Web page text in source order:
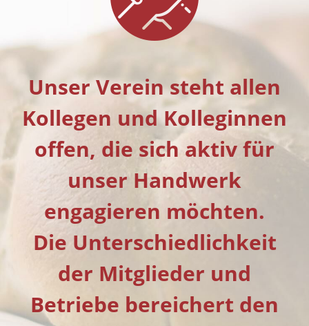
Unser Verein steht allen
Kollegen und Kolleginnen
offen, die sich aktiv für
unser Handwerk
engagieren möchten.
Die Unterschiedlichkeit
der Mitglieder und
Betriebe bereichert den